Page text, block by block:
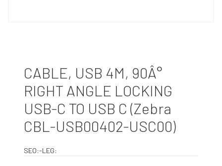
CABLE, USB 4M, 90Â°
RIGHT ANGLE LOCKING
USB-C TO USB C (Zebra
CBL-USB00402-USC00)
SEO:-LEG: